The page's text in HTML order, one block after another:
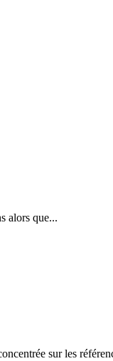
alors que...
sur les